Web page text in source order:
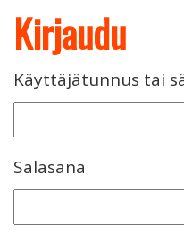
Kirjaudu
Käyttäjätunnus tai
Salasana